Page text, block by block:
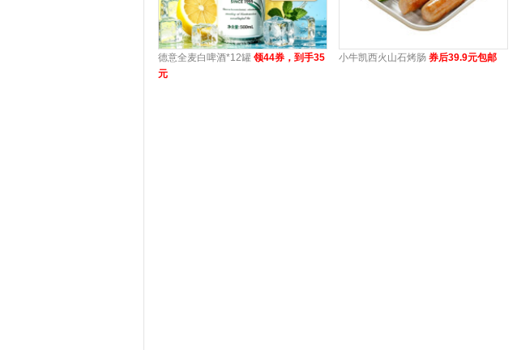
德意全麦白啤酒*12罐 领44券，到手35
元
小牛凯西火山石烤肠 券后39.9元包邮